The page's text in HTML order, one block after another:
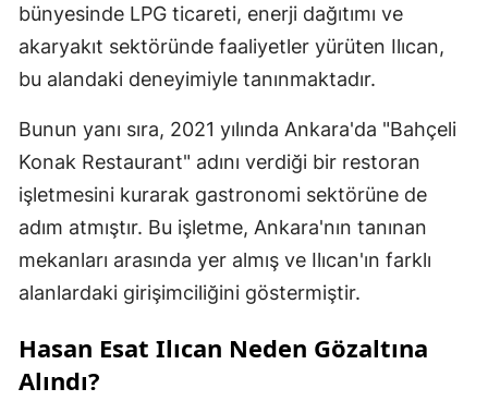
bünyesinde LPG ticareti, enerji dağıtımı ve
akaryakıt sektöründe faaliyetler yürüten Ilıcan,
bu alandaki deneyimiyle tanınmaktadır.
Bunun yanı sıra, 2021 yılında Ankara'da "Bahçeli
Konak Restaurant" adını verdiği bir restoran
işletmesini kurarak gastronomi sektörüne de
adım atmıştır. Bu işletme, Ankara'nın tanınan
mekanları arasında yer almış ve Ilıcan'ın farklı
alanlardaki girişimciliğini göstermiştir.
Hasan Esat Ilıcan Neden Gözaltına
Alındı?